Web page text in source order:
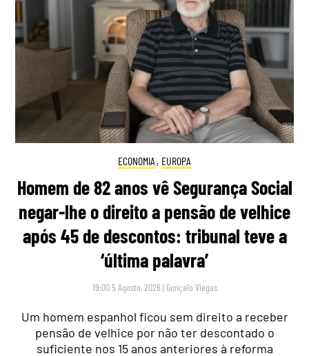
ECONOMIA , EUROPA
Homem de 82 anos vê Segurança Social
negar-lhe o direito a pensão de velhice
após 45 de descontos: tribunal teve a
‘última palavra’
19:00 5 Agosto, 2026 | Gonçalo Viegas
Um homem espanhol ficou sem direito a receber
pensão de velhice por não ter descontado o
suficiente nos 15 anos anteriores à reforma